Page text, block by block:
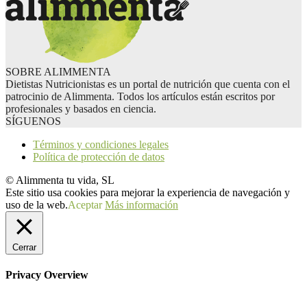
SOBRE ALIMMENTA
Dietistas Nutricionistas es un portal de nutrición que cuenta con el
patrocinio de Alimmenta. Todos los artículos están escritos por
profesionales y basados en ciencia.
SÍGUENOS
Términos y condiciones legales
Política de protección de datos
© Alimmenta tu vida, SL
Este sitio usa cookies para mejorar la experiencia de navegación y
uso de la web.Aceptar Más información
Cerrar
Privacy Overview